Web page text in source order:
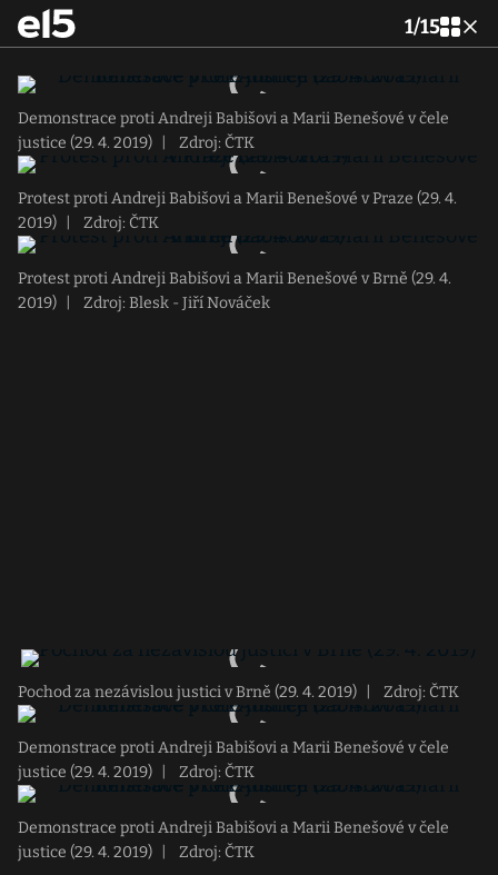
1/15
Demonstrace proti Andreji Babišovi a Marii Benešové v čele
justice (29. 4. 2019)
Zdroj: ČTK
Protest proti Andreji Babišovi a Marii Benešové v Praze (29. 4.
2019)
Zdroj: ČTK
Protest proti Andreji Babišovi a Marii Benešové v Brně (29. 4.
2019)
Zdroj: Blesk - Jiří Nováček
Pochod za nezávislou justici v Brně (29. 4. 2019) Zdroj: ČTK
Demonstrace proti Andreji Babišovi a Marii Benešové v čele
justice (29. 4. 2019)
Zdroj: ČTK
Demonstrace proti Andreji Babišovi a Marii Benešové v čele
justice (29. 4. 2019)
Zdroj: ČTK